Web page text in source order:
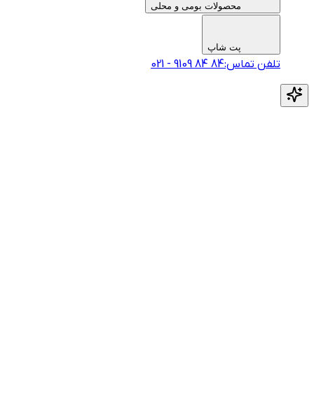
محصولات بومی و محلی
پت شاپ
تلفن تماس: 021-‎9109‎ ‎84‎ ‎84‎